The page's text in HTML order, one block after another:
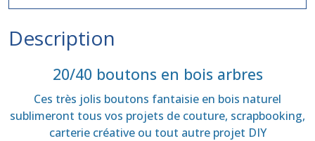
Description
20/40 boutons en bois arbres
Ces très jolis boutons fantaisie en bois naturel
sublimeront tous vos projets de couture, scrapbooking,
carterie créative ou tout autre projet DIY